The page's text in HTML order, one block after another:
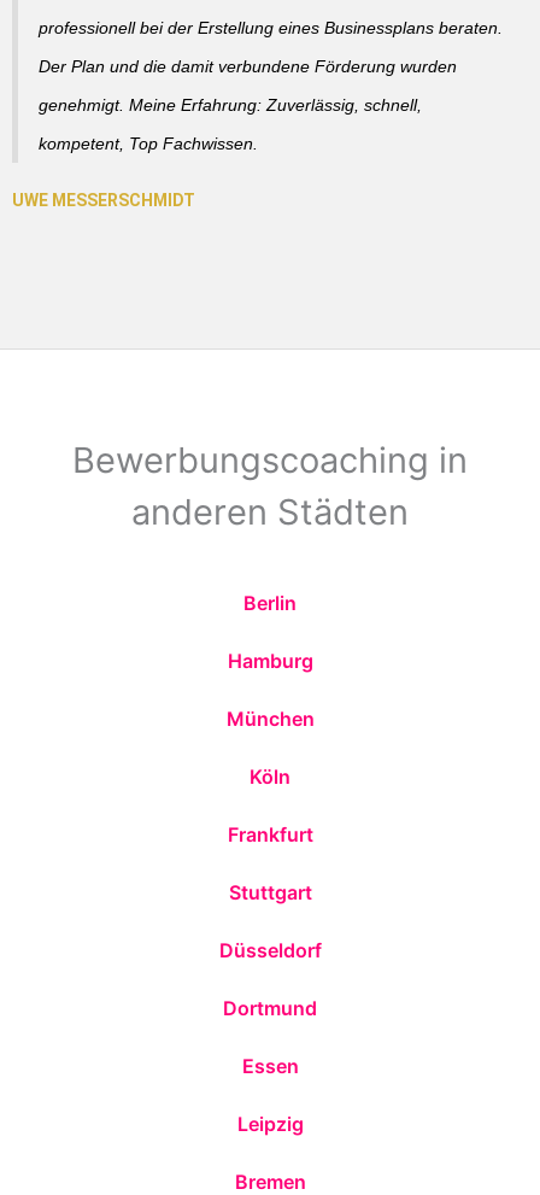
professionell bei der Erstellung eines Businessplans beraten.
Der Plan und die damit verbundene Förderung wurden
genehmigt. Meine Erfahrung: Zuverlässig, schnell,
kompetent, Top Fachwissen.
Bewerbungscoaching in
anderen Städten
Berlin
Hamburg
München
Köln
Frankfurt
Stuttgart
Düsseldorf
Dortmund
Essen
Leipzig
Bremen